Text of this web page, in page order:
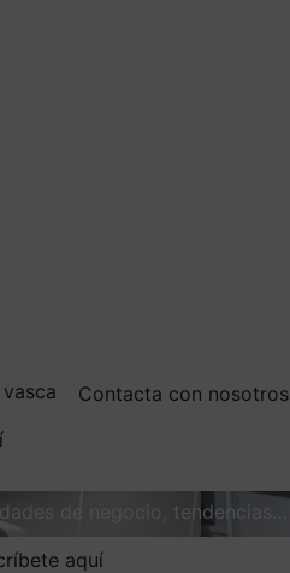
Contacta con nosotros
de negocio, tendencias…
aquí